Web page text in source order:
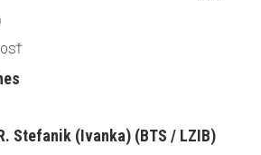
Stefanik (Ivanka) (BTS / LZIB)